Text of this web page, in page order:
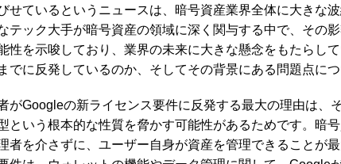
せているというニュースは、暗号資産業界全体に大きな
テック大手が暗号資産の領域に深く関与する中で、その
性を示唆しており、業界の未来に大きな懸念をもたらし
でに反発しているのか、そしてその背景にある問題点につ
がGoogleの新ライセンス要件に反発する最大の理由は、
という根本的な性質を脅かす可能性があるためです。暗
者を介さずに、ユーザー自身が資産を管理できることが